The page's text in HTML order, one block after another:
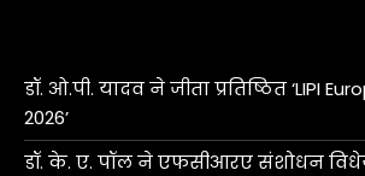
डॉ. ओ.पी. यादव ने जीता प्रतिष्ठित ‘LIPI
2026’
डॉ. के. ए. पॉल ने एफसीआरए संशोधन